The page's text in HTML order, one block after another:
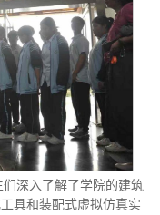
深入了解了学院的建筑
具和装配式虚拟仿真实